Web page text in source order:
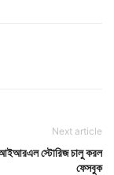
Next article
স্টোরিজ চালু করল
ফেসবুক